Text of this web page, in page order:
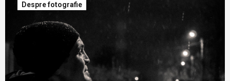
Despre fotografie